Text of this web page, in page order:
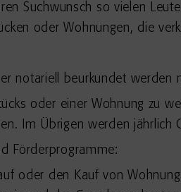
Suchwunsch so vielen
oder Wohnungen, die
notariell beurkundet
oder einer Wohnung zu
Im Übrigen werden jährlich
Förderprogramme:
oder den Kauf von